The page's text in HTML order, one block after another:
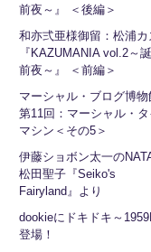
前夜～』 ＜後編＞
和亦弍亜様御留：松浦カ
『KAZUMANIA vol.2～
前夜～』 ＜前編＞
マーシャル・ブログ博
第11回：マーシャル・タ
マシン＜その5＞
伊藤ショボン太一の
松田聖子『Seiko's
Fairyland』より
dookieにドキドキ～
登場！